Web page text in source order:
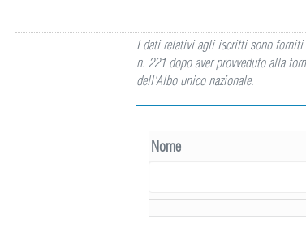
I dati relativi agli iscritti sono forniti
n. 221 dopo aver provveduto alla
dell'Albo unico nazionale.
Nome